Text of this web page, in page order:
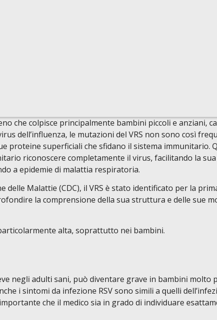
che colpisce principalmente bambini piccoli e anziani,
dell’influenza, le mutazioni del VRS non sono così
proteine superficiali che sfidano il sistema immunitario.
riconoscere completamente il virus, facilitando la
a epidemie di malattia respiratoria.
delle Malattie (CDC), il VRS è stato identificato per la
la comprensione della sua struttura e delle sue
alta, soprattutto nei bambini.
negli adulti sani, può diventare grave in bambini molto
i sintomi da infezione RSV sono simili a quelli
che il medico sia in grado di individuare